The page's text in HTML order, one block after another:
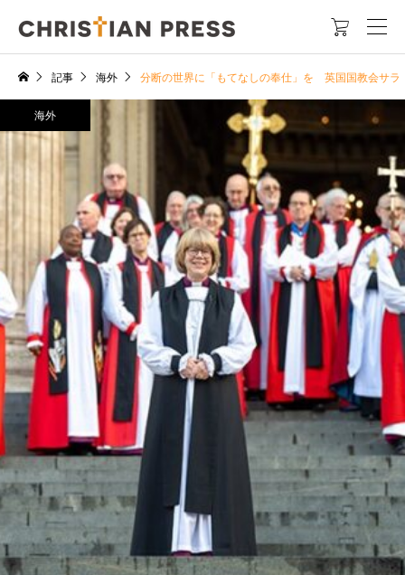

記事 海外 分断の世界に「もてなしの奉仕」を 英国国教会サラ
海外